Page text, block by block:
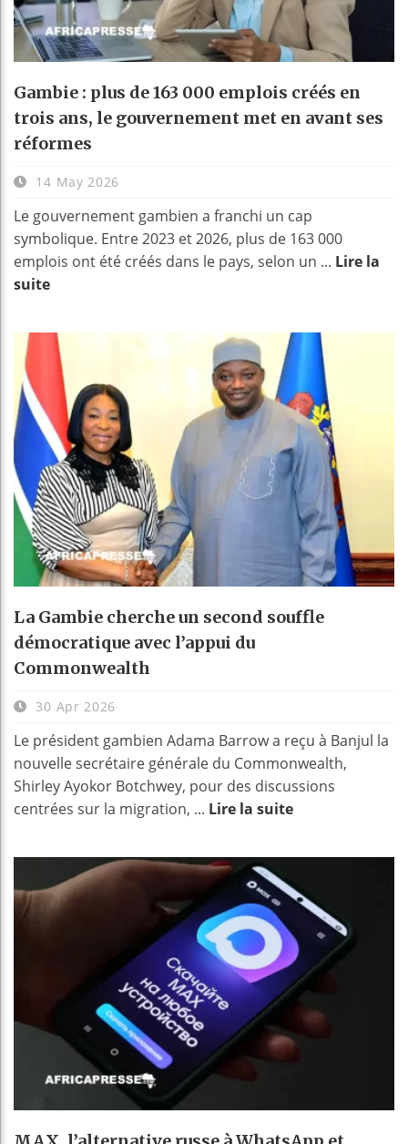
Gambie : plus de 163 000 emplois créés en
trois ans, le gouvernement met en avant ses
réformes
14 May 2026
Le gouvernement gambien a franchi un cap
symbolique. Entre 2023 et 2026, plus de 163 000
emplois ont été créés dans le pays, selon un ... Lire la
suite
La Gambie cherche un second souffle
démocratique avec l’appui du
Commonwealth
30 Apr 2026
Le président gambien Adama Barrow a reçu à Banjul la
nouvelle secrétaire générale du Commonwealth,
Shirley Ayokor Botchwey, pour des discussions
centrées sur la migration, ... Lire la suite